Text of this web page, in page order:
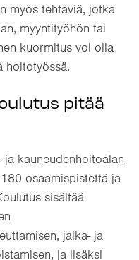
myös tehtäviä, jotka
myyntityöhön tai
kuormitus voi olla
hoitotyössä.
pitää
kauneudenhoitoalan
osaamispistettä ja
sisältää
jalka- ja
ja lisäksi